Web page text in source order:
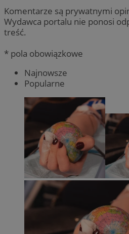
Komentarze są prywatnymi
Wydawca portalu nie ponosi
treść.
* pola obowiązkowe
Najnowsze
Popularne